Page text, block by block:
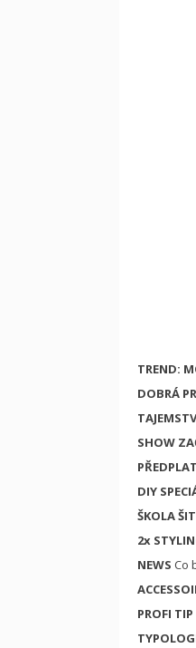
TREND:
DOBRÁ
SHOW
DIY
ŠKOLA
2x
NEWS Co
PROFI TIP